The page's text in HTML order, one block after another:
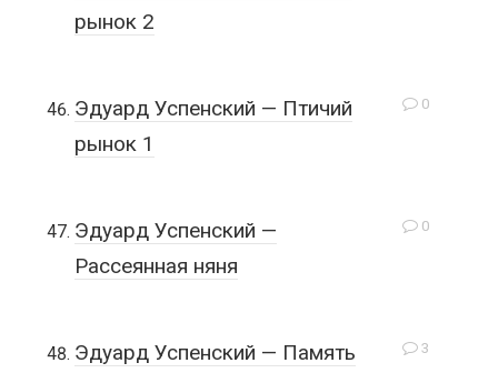
рынок 2
0
Эдуард Успенский — Птичий
рынок 1
0
Эдуард Успенский —
Рассеянная няня
3
Эдуард Успенский — Память